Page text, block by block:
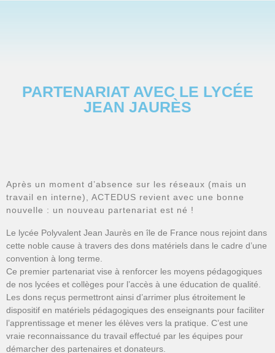
PARTENARIAT AVEC LE LYCÉE
JEAN JAURÈS
Après un moment d’absence sur les réseaux (mais un
travail en interne), ACTEDUS revient avec une bonne
nouvelle : un nouveau partenariat est né !
Le lycée Polyvalent Jean Jaurès en île de France nous rejoint dans
cette noble cause à travers des dons matériels dans le cadre d’une
convention à long terme.
Ce premier partenariat vise à renforcer les moyens pédagogiques
de nos lycées et collèges pour l’accès à une éducation de qualité.
Les dons reçus permettront ainsi d’arrimer plus étroitement le
dispositif en matériels pédagogiques des enseignants pour faciliter
l’apprentissage et mener les élèves vers la pratique. C’est une
vraie reconnaissance du travail effectué par les équipes pour
démarcher des partenaires et donateurs.